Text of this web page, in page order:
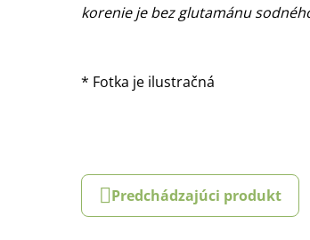
korenie je bez glutamánu
* Fotka je ilustračná
Predchádzajúci produkt